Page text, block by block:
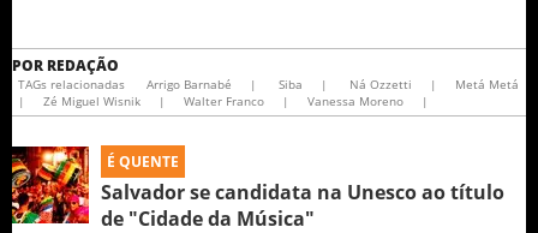
POR REDAÇÃO
TAGs relacionadas Arrigo Barnabé | Siba | Ná Ozzetti |
Metá Metá
|
Zé Miguel Wisnik | Walter Franco | Vanessa Moreno |
É QUENTE
Salvador se candidata na Unesco ao título
de "Cidade da Música"